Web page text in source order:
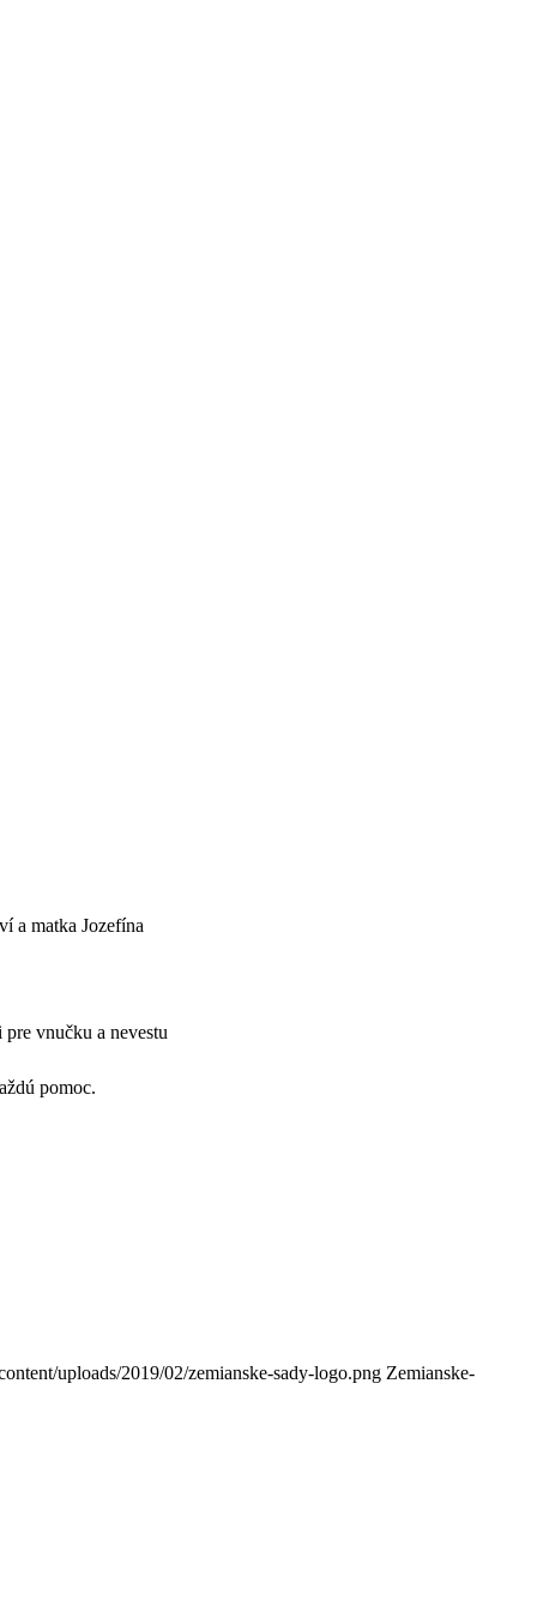
a matka Jozefína
vnučku a nevestu
pomoc.
uploads/2019/02/zemianske-sady-logo.png Zemianske-